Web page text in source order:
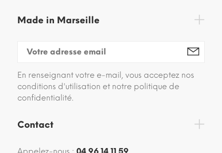
Made in Marseille
En renseignant votre e-mail, vous acceptez nos
conditions d'utilisation et notre politique de
confidentialité.
Contact